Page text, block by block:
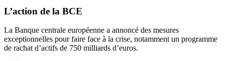
L’action de la BCE
La Banque centrale européenne a annoncé des mesures
exceptionnelles pour faire face à la crise, notamment un programme
de rachat d’actifs de 750 milliards d’euros.